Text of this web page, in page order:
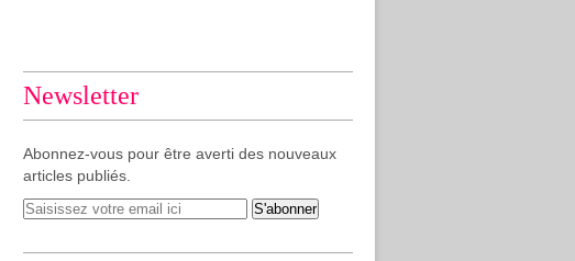
Newsletter
Abonnez-vous pour être averti des nouveaux
articles publiés.